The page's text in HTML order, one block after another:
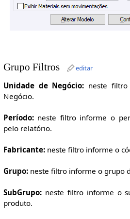
Grupo Filtros editar
Unidade de Negócio: neste
Negócio.
Período:neste filtro informe o
pelo relatório.
Fabricante:neste filtro informe o
Grupo:neste filtro informe o grupo
SubGrupo:neste filtro informe o
produto.